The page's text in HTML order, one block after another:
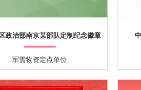
政治部南京某部队定制纪念徽章
军需物资定点单位